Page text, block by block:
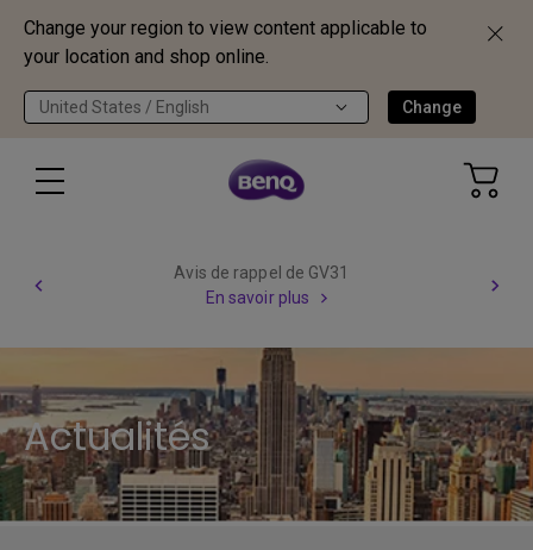
Change your region to view content applicable to
your location and shop online.
United States / English Change
Avis de rappel de GV31
En savoir plus
Actualités